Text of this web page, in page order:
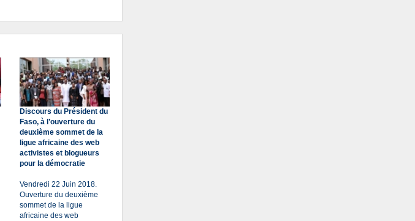
Discours du Président du
Faso, à l’ouverture du
deuxième sommet de la
ligue africaine des web
activistes et blogueurs
pour la démocratie
Vendredi 22 Juin 2018.
Ouverture du deuxième
sommet de la ligue
africaine des web